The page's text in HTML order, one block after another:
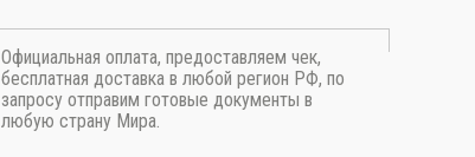
Официальная оплата, предоставляем чек,
бесплатная доставка в любой регион РФ, по
запросу отправим готовые документы в
любую страну Мира.